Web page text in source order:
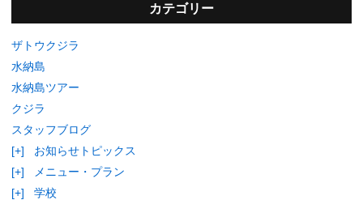
カテゴリー
ザトウクジラ
水納島
水納島ツアー
クジラ
スタッフブログ
[+]
お知らせトピックス
[+]
メニュー・プラン
[+]
学校